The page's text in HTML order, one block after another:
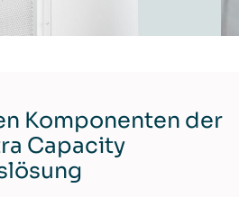
Komponenten der
Capacity